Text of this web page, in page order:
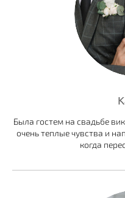
Была гостем на свадьбе
очень теплые чувства и
когда